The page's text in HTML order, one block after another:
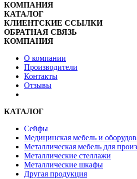
КОМПАНИЯ
КАТАЛОГ
КЛИЕНТСКИЕ ССЫЛКИ
ОБРАТНАЯ СВЯЗЬ
КОМПАНИЯ
О компании
Производители
Контакты
Отзывы
КАТАЛОГ
Сейфы
Медицинская мебель и
Металлическая мебель для
Металлические стеллажи
Металлические шкафы
Другая продукция